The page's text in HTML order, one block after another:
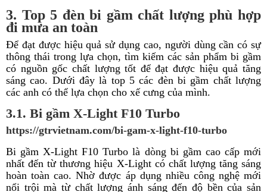
3. Top 5 đèn bi gầm chất lượng phù hợp
đi mưa an toàn
Để đạt được hiệu quả sử dụng cao, người dùng cần có sự
thông thái trong lựa chọn, tìm kiếm các sản phẩm bi gầm
có nguồn gốc chất lượng tốt để đạt được hiệu quả tăng
sáng cao. Dưới đây là top 5 các đèn bi gầm chất lượng
các anh có thể lựa chọn cho xế cưng của mình.
3.1. Bi gầm X-Light F10 Turbo
https://gtrvietnam.com/bi-gam-x-light-f10-turbo
Bi gầm X-Light F10 Turbo là dòng bi gầm cao cấp mới
nhất đến từ thương hiệu X-Light có chất lượng tăng sáng
hoàn toàn cao. Nhờ được áp dụng nhiều công nghệ mới
nổi trội mà từ chất lượng ánh sáng đến độ bền của sản